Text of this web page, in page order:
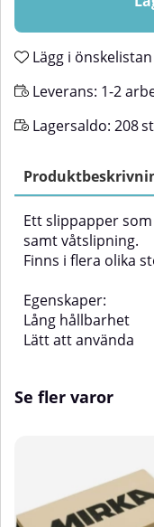
Lägg i önskelistan
Leverans: 1-2
Lagersaldo: 208
Ett slippapper
samt våtslipning.
Finns i flera olika
Egenskaper:
Lång hållbarhet
Lätt att använda
Se fler varor